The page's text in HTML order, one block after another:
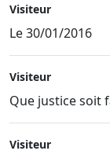
Visiteur
Le 30/01/2016
Visiteur
Que justice soit
Visiteur